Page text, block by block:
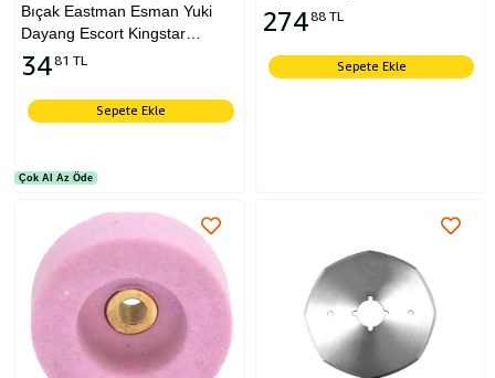
Bıçak Eastman Esman Yuki
Dayang Escort Kingstar
Uyumlu
3481 TL
Sepete Ekle
Çok Al Az Öde
27488 TL
Sepete Ekle